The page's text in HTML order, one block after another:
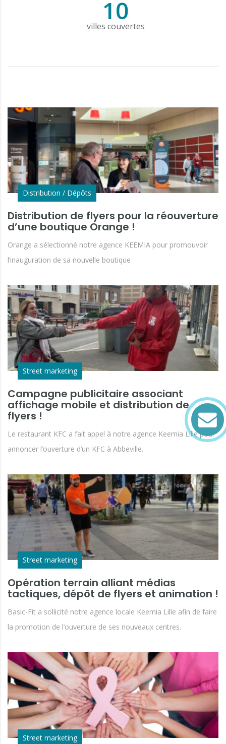
10
villes couvertes
Distribution / Dépôts
Distribution de flyers pour la réouverture
d’une boutique Orange !
Orange a sélectionné notre agence KEEMIA pour promouvoir
l’inauguration de sa nouvelle boutique
Street marketing
Campagne publicitaire associant
affichage mobile et distribution de
flyers !
Le restaurant KFC a fait appel à notre agence Keemia Lille pour
annoncer l’ouverture d’un KFC à Abbeville.
Street marketing
Opération terrain alliant médias
tactiques, dépôt de flyers et animation !
Basic-Fit a sollicité notre agence locale Keemia Lille afin de faire
la promotion de l’ouverture de ses nouveaux centres.
Street marketing